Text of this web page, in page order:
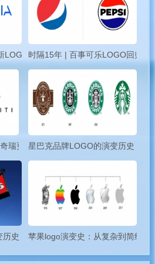
变为半透明粉蓝色，但很快被纯黑
金属化，与iPhone背壳搭配。同
LOGO！时隔15年 | 百事可乐LOGO回归经
瑞更像了？星巴克品牌LOGO的演变历史
历史 苹果logo演变史：从复杂到简约